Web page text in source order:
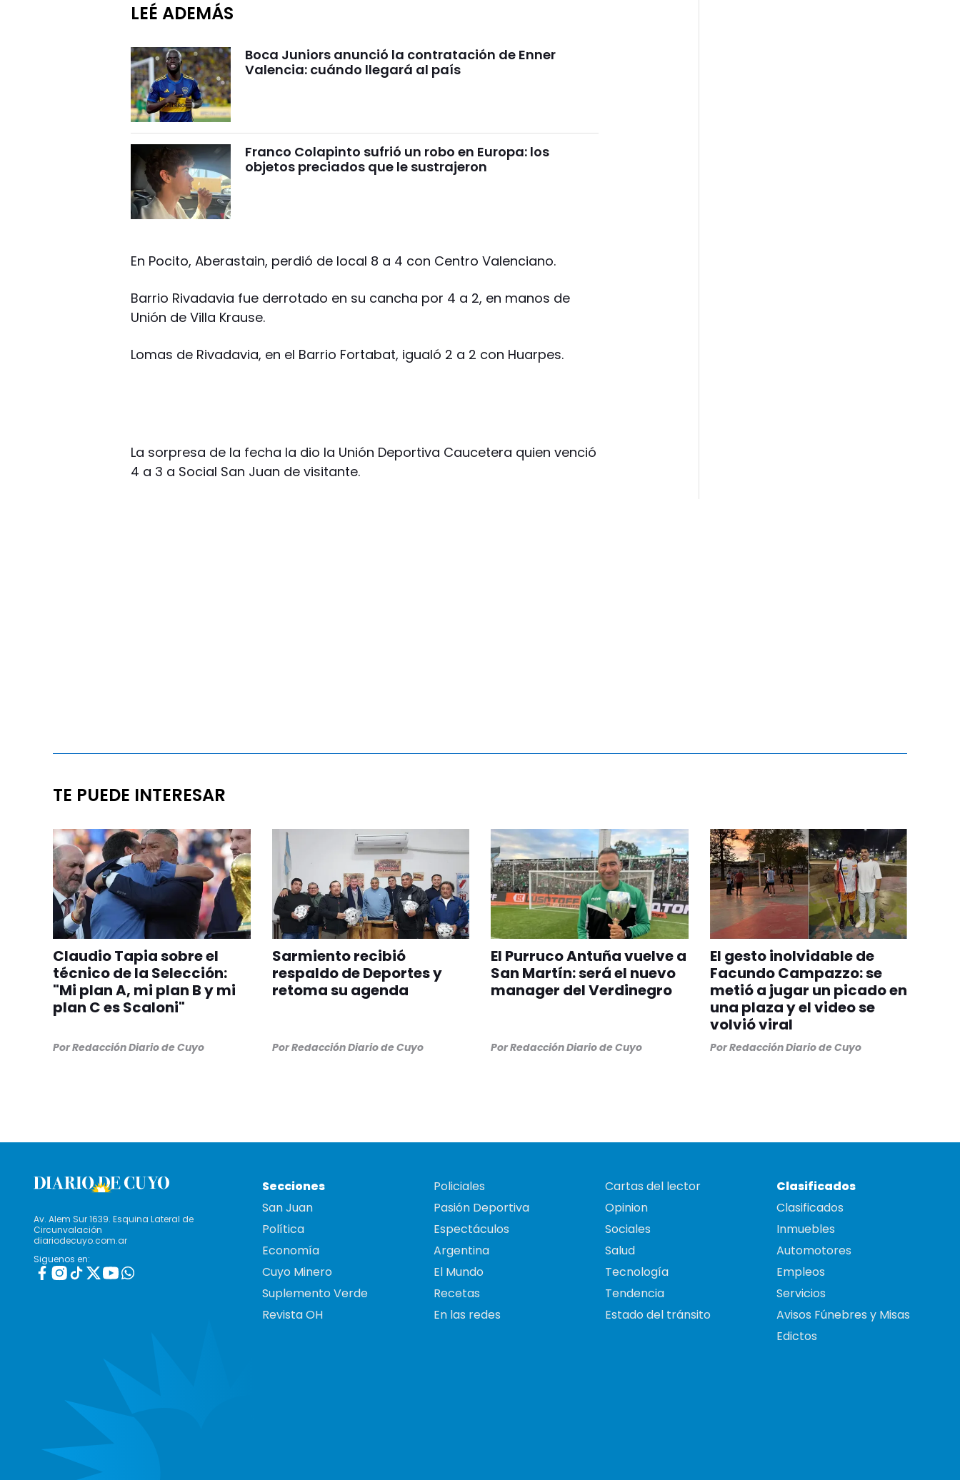
LEÉ ADEMÁS
Boca Juniors anunció la contratación de Enner
Valencia: cuándo llegará al país
Franco Colapinto sufrió un robo en Europa: los
objetos preciados que le sustrajeron
En Pocito, Aberastain, perdió de local 8 a 4 con Centro Valenciano.
Barrio Rivadavia fue derrotado en su cancha por 4 a 2, en manos de
Unión de Villa Krause.
Lomas de Rivadavia, en el Barrio Fortabat, igualó 2 a 2 con Huarpes.
La sorpresa de la fecha la dio la Unión Deportiva Caucetera quien venció
4 a 3 a Social San Juan de visitante.
TE PUEDE INTERESAR
Claudio Tapia sobre el
técnico de la Selección:
"Mi plan A, mi plan B y mi
plan C es Scaloni"
PorRedacción Diario de Cuyo
Sarmiento recibió
respaldo de Deportes y
retoma su agenda
PorRedacción Diario de Cuyo
El Purruco Antuña vuelve a
San Martín: será el nuevo
manager del Verdinegro
PorRedacción Diario de Cuyo
El gesto inolvidable de
Facundo Campazzo: se
metió a jugar un picado en
una plaza y el video se
volvió viral
PorRedacción Diario de Cuyo
Av. Alem Sur 1639. Esquina Lateral de
Circunvalación
diariodecuyo.com.ar
Siguenos en:
Secciones
San Juan
Política
Economía
Cuyo Minero
Suplemento Verde
Revista OH
Policiales
Pasión Deportiva
Espectáculos
Argentina
El Mundo
Recetas
En las redes
Cartas del lector
Opinion
Sociales
Salud
Tecnología
Tendencia
Estado del tránsito
Clasificados
Clasificados
Inmuebles
Automotores
Empleos
Servicios
Avisos Fúnebres y Misas
Edictos